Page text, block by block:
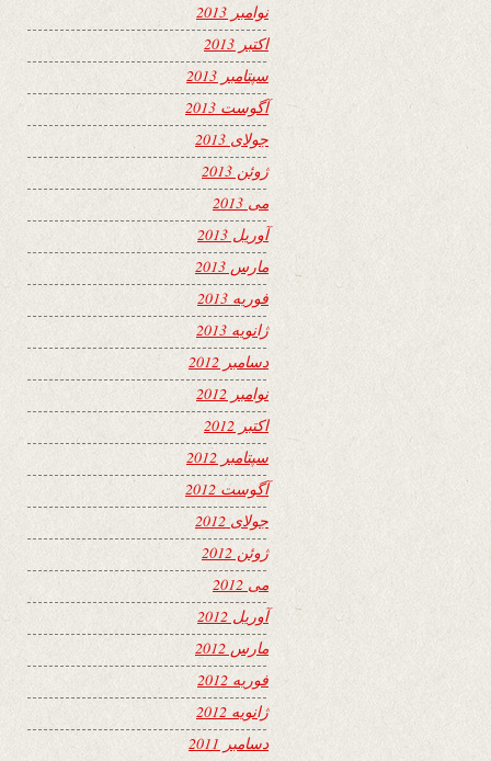
نوامبر 2013
اکتبر 2013
سپتامبر 2013
آگوست 2013
جولای 2013
ژوئن 2013
می 2013
آوریل 2013
مارس 2013
فوریه 2013
ژانویه 2013
دسامبر 2012
نوامبر 2012
اکتبر 2012
سپتامبر 2012
آگوست 2012
جولای 2012
ژوئن 2012
می 2012
آوریل 2012
مارس 2012
فوریه 2012
ژانویه 2012
دسامبر 2011